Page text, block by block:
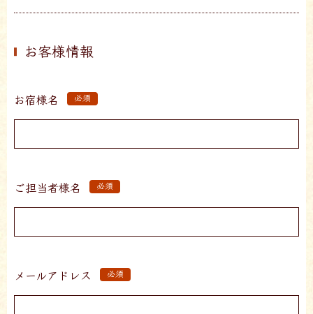
お客様情報
お宿様名 必須
ご担当者様名 必須
メールアドレス 必須